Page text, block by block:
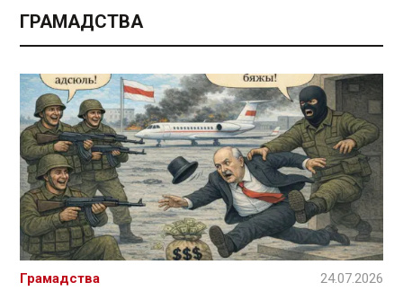
ГРАМАДСТВА
Грамадства 24.07.2026